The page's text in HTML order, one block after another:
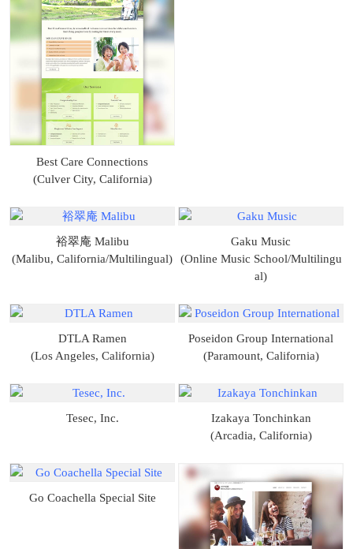
Best Care Connections
(Culver City, California)
裕翠庵 Malibu
(Malibu, California/Multilingual)
Gaku Music
(Online Music School/Multilingu
al)
DTLA Ramen
(Los Angeles, California)
Poseidon Group International
(Paramount, California)
Tesec, Inc.
Izakaya Tonchinkan
(Arcadia, California)
Go Coachella Special Site